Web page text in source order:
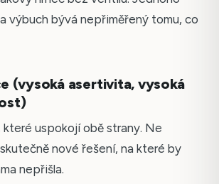
výbuch bývá nepřiměřený tomu, co
(vysoká asertivita, vysoká
uspokojí obě strany. Ne
nové řešení, na které by
nepřišla.